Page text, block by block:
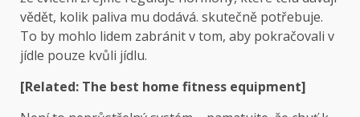
vědět, kolik paliva mu dodává. skutečně potřebuje.
To by mohlo lidem zabránit v tom, aby pokračovali v
jídle pouze kvůli jídlu.
[Related: The best home fitness equipment]